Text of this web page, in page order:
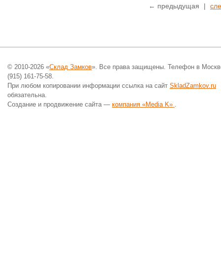
← предыдущая
|
© 2010-2026 «Склад Замков». Все права защищены. Телефон в
(915) 161-75-58.
При любом копировании информации ссылка на сайт SkladZamkov.ru
обязательна.
Создание и продвижение сайта — компания «Media K» .